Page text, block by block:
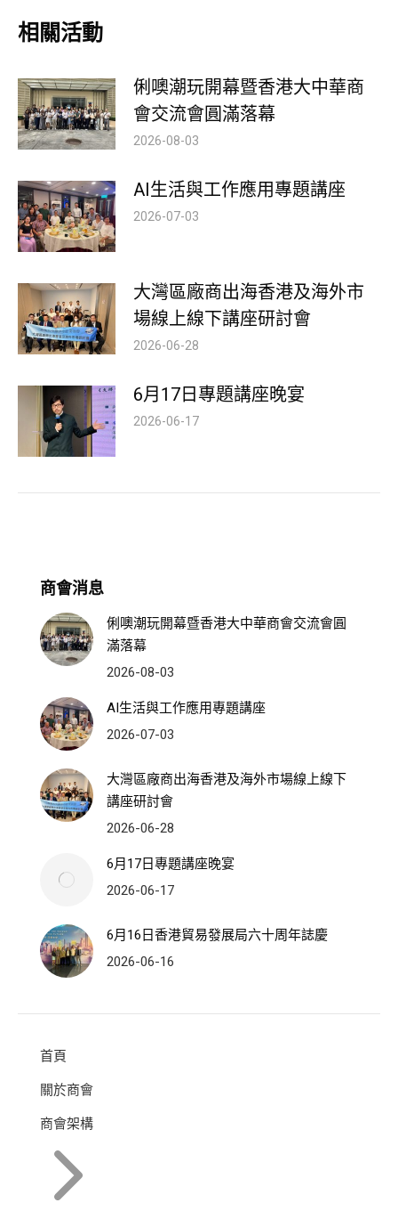
相關活動
俐噢潮玩開幕暨香港大中華商
會交流會圓滿落幕
2026-08-03
AI生活與工作應用專題講座
2026-07-03
大灣區廠商出海香港及海外市
場線上線下講座研討會
2026-06-28
6月17日專題講座晚宴
2026-06-17
商會消息
俐噢潮玩開幕暨香港大中華商會交流會圓
滿落幕
2026-08-03
AI生活與工作應用專題講座
2026-07-03
大灣區廠商出海香港及海外市場線上線下
講座研討會
2026-06-28
6月17日專題講座晚宴
2026-06-17
6月16日香港貿易發展局六十周年誌慶
2026-06-16
首頁
關於商會
商會架構